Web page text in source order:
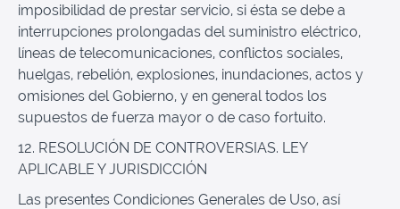
imposibilidad de prestar servicio, si ésta se debe a
interrupciones prolongadas del suministro eléctrico,
líneas de telecomunicaciones, conflictos sociales,
huelgas, rebelión, explosiones, inundaciones, actos y
omisiones del Gobierno, y en general todos los
supuestos de fuerza mayor o de caso fortuito.
12. RESOLUCIÓN DE CONTROVERSIAS. LEY
APLICABLE Y JURISDICCIÓN
Las presentes Condiciones Generales de Uso, así